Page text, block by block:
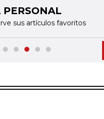
sus artículos favoritos